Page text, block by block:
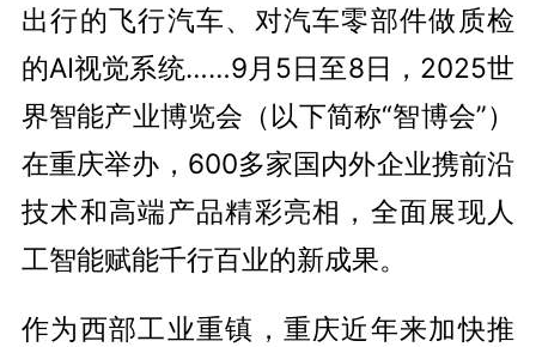
出行的飞行汽车、对汽车零部件做质检
的AI视觉系统……9月5日至8日，2025世
界智能产业博览会（以下简称“智博会”）
在重庆举办，600多家国内外企业携前沿
技术和高端产品精彩亮相，全面展现人
工智能赋能千行百业的新成果。
作为西部工业重镇，重庆近年来加快推